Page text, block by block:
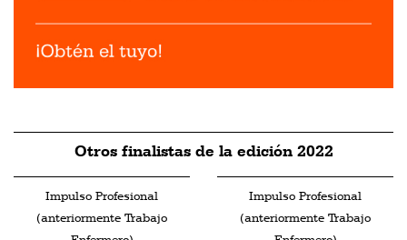
Otros finalistas de la edición 2022
Impulso Profesional
(anteriormente Trabajo
Impulso Profesional
(anteriormente Trabajo